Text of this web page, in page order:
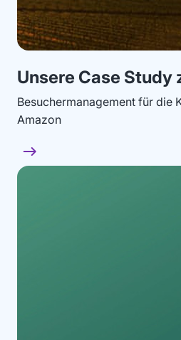
Unsere Case Study
Besuchermanagement für die
Amazon